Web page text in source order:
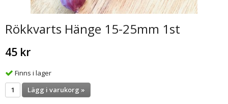
Rökkvarts Hänge 15-25mm 1st
45 kr
Finns i lager
Lägg i varukorg »